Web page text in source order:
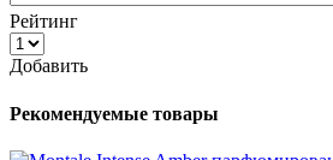
Рейтинг
Добавить
Рекомендуемые товары